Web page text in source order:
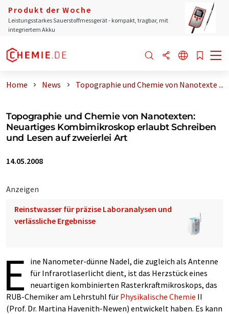
Produkt der Woche
Leistungsstarkes Sauerstoffmessgerät - kompakt, tragbar, mit
integriertem Akku
Home News Topographie und Chemie von Nanotexte ...
Topographie und Chemie von Nanotexten:
Neuartiges Kombimikroskop erlaubt Schreiben
und Lesen auf zweierlei Art
14.05.2008
Anzeigen
Reinstwasser für präzise Laboranalysen und
verlässliche Ergebnisse
E
ine Nanometer-dünne Nadel, die zugleich als Antenne
für Infrarotlaserlicht dient, ist das Herzstück eines
neuartigen kombinierten Rasterkraftmikroskops, das
RUB-Chemiker am Lehrstuhl für Physikalische Chemie II
(Prof. Dr. Martina Havenith-Newen) entwickelt haben. Es kann